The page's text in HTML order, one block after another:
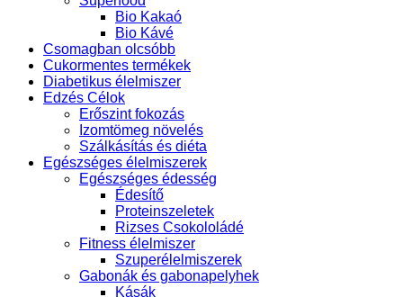
Bio Kakaó
Bio Kávé
Csomagban olcsóbb
Cukormentes termékek
Diabetikus élelmiszer
Edzés Célok
Erőszint fokozás
Izomtömeg növelés
Szálkásítás és diéta
Egészséges élelmiszerek
Egészséges édesség
Édesítő
Proteinszeletek
Rizses Csokololádé
Fitness élelmiszer
Szuperélelmiszerek
Gabonák és gabonapelyhek
Kásák